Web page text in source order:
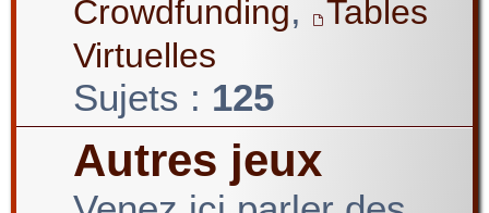
Crowdfunding,
Tables
Virtuelles
Sujets : 125
Autres jeux